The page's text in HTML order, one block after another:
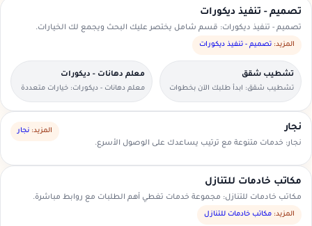
تصميم - تنفيذ ديكورات
تصميم - تنفيذ ديكورات: قسم شامل يختصر عليك البحث ويجمع لك الخيارات.
المزيد: تصميم - تنفيذ ديكورات
تشطيب شقق
تشطيب شقق: ابدأ طلبك الآن بخطوات
بسيطة وواضحة.
معلم دهانات - ديكورات
معلم دهانات - ديكورات: خيارات متعددة
وأسعار مناسبة داخل السعودية.
نجار
نجار: خدمات متنوعة مع ترتيب يساعدك على الوصول الأسرع.
المزيد: نجار
مكاتب خادمات للتنازل
مكاتب خادمات للتنازل: مجموعة خدمات تغطي أهم الطلبات مع روابط مباشرة.
المزيد: مكاتب خادمات للتنازل